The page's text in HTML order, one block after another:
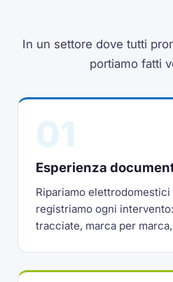
In un settore dove tutti
portiamo fatti
Esperienza
Ripariamo elettrodomestici
registriamo ogni
tracciate, marca per